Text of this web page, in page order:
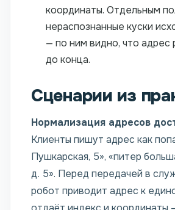
координаты. Отдельным
нераспознанные куски
— по ним видно, что адрес
до конца.
Сценарии из
Нормализация адресов
Клиенты пишут адрес как
Пушкарская, 5», «питер
д. 5». Перед передачей в
робот приводит адрес к